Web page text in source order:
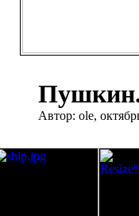
Пушкин.
Автор: ole,